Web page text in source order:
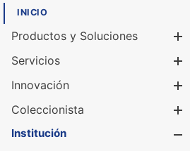
INICIO
Productos y Soluciones
Servicios
Innovación
Coleccionista
Institución